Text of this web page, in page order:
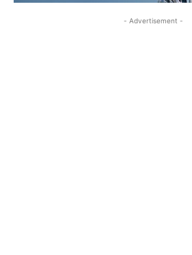
- Advertisement -